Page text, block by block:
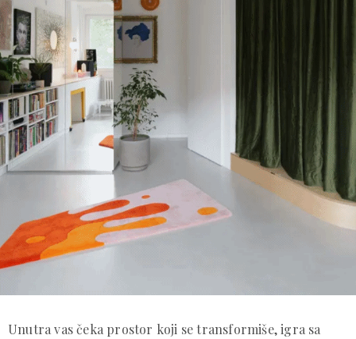
Unutra vas čeka prostor koji se transformiše, igra sa